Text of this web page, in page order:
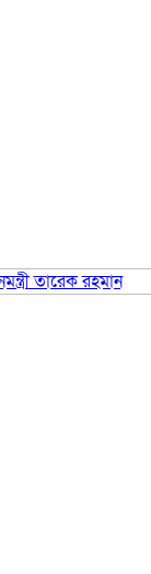
তারেক রহমান